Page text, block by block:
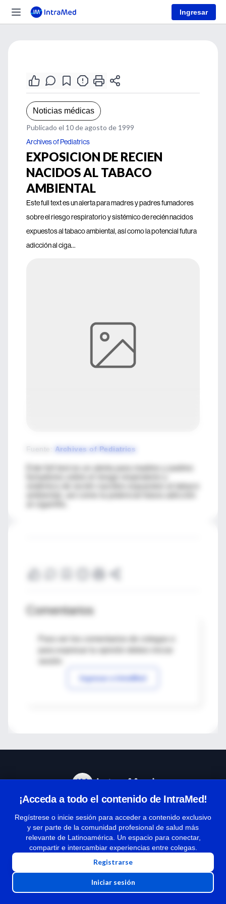
Ingresar
Noticias médicas
Publicado el 10 de agosto de 1999
Archives of Pediatrics
EXPOSICION DE RECIEN
NACIDOS AL TABACO
AMBIENTAL
Este full text es un alerta para madres y padres fumadores
sobre el riesgo respiratorio y sistémico de recién nacidos
expuestos al tabaco ambiental, así como la potencial futura
adicción al ciga...
Fuente Archives of Pediatrics
Comentarios
Para ver los comentarios de colegas o
Ingresar a IntraMed
¡Acceda a todo el contenido de IntraMed!
Regístrese o inicie sesión para acceder a contenido exclusivo
y ser parte de la comunidad profesional de salud más
relevante de Latinoamérica. Un espacio para conectar,
compartir e intercambiar experiencias entre colegas.
Registrarse
Iniciar sesión
Términos y condiciones
| Políticas de privacidad
| Todos los derechos reservados | Copyright 1997-2026